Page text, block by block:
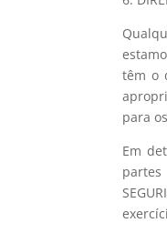
têm o
para
Em